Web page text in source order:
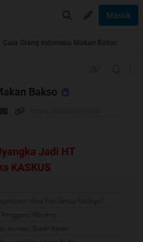
Masuk
Cara Orang Indonesia Makan Bakso
Bakso
Jadi HT
KASKUS